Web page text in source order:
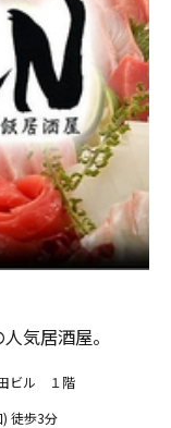
気居酒屋。
ビル １階
) 徒歩3分